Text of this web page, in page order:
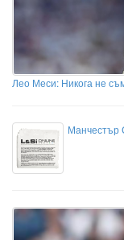
Лео Меси: Никога не
Манчестър